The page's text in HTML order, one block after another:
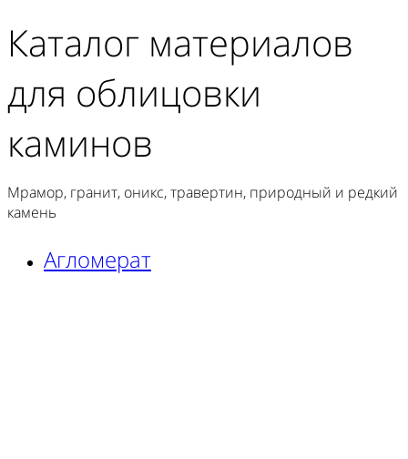
Каталог материалов
для облицовки
каминов
Мрамор, гранит, оникс, травертин, природный и редкий
камень
Агломерат